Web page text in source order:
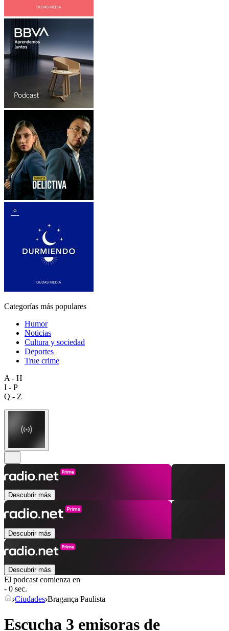
Categorías más populares
Humor
Noticias
Cultura y sociedad
Deportes
True crime
A - H
I - P
Q - Z
Descubrir más
Descubrir más
Descubrir más
El podcast comienza en
- 0 sec.
Ciudades Bragança Paulista
Escucha 3 emisoras de